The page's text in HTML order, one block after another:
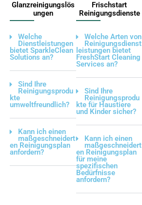
Glanzreinigungslös
ungen
Welche
Dienstleistungen
bietet SparkleClean
Solutions an?
Sind Ihre
Reinigungsprodu
kte
umweltfreundlich?
Kann ich einen
maßgeschneidert
en Reinigungsplan
anfordern?
Frischstart
Reinigungsdienste
Welche Arten von
Reinigungsdienst
leistungen bietet
FreshStart Cleaning
Services an?
Sind Ihre
Reinigungsprodu
kte für Haustiere
und Kinder sicher?
Kann ich einen
maßgeschneidert
en Reinigungsplan
für meine
spezifischen
Bedürfnisse
anfordern?